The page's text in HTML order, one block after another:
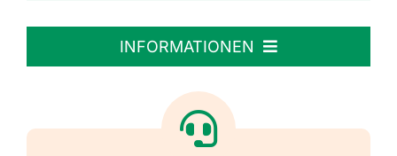
Personalisierte Aufkleber
Reflektierende Aufkleber
INFORMATIONEN